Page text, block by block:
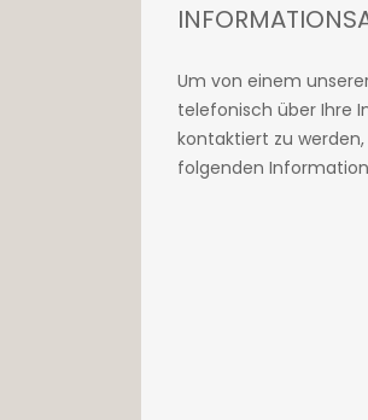
Um von einem
telefonisch über Ihre
kontaktiert zu
folgenden